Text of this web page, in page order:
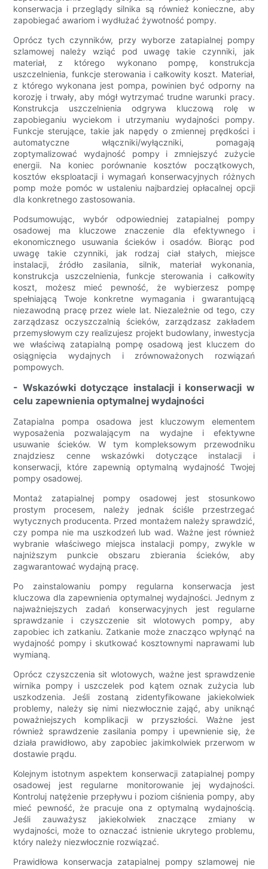
konserwacja i przeglądy silnika są również konieczne, aby
zapobiegać awariom i wydłużać żywotność pompy.
Oprócz tych czynników, przy wyborze zatapialnej pompy
szlamowej należy wziąć pod uwagę takie czynniki, jak
materiał, z którego wykonano pompę, konstrukcja
uszczelnienia, funkcje sterowania i całkowity koszt. Materiał,
z którego wykonana jest pompa, powinien być odporny na
korozję i trwały, aby mógł wytrzymać trudne warunki pracy.
Konstrukcja uszczelnienia odgrywa kluczową rolę w
zapobieganiu wyciekom i utrzymaniu wydajności pompy.
Funkcje sterujące, takie jak napędy o zmiennej prędkości i
automatyczne włączniki/wyłączniki, pomagają
zoptymalizować wydajność pompy i zmniejszyć zużycie
energii. Na koniec porównanie kosztów początkowych,
kosztów eksploatacji i wymagań konserwacyjnych różnych
pomp może pomóc w ustaleniu najbardziej opłacalnej opcji
dla konkretnego zastosowania.
Podsumowując, wybór odpowiedniej zatapialnej pompy
osadowej ma kluczowe znaczenie dla efektywnego i
ekonomicznego usuwania ścieków i osadów. Biorąc pod
uwagę takie czynniki, jak rodzaj ciał stałych, miejsce
instalacji, źródło zasilania, silnik, materiał wykonania,
konstrukcja uszczelnienia, funkcje sterowania i całkowity
koszt, możesz mieć pewność, że wybierzesz pompę
spełniającą Twoje konkretne wymagania i gwarantującą
niezawodną pracę przez wiele lat. Niezależnie od tego, czy
zarządzasz oczyszczalnią ścieków, zarządzasz zakładem
przemysłowym czy realizujesz projekt budowlany, inwestycja
we właściwą zatapialną pompę osadową jest kluczem do
osiągnięcia wydajnych i zrównoważonych rozwiązań
pompowych.
- Wskazówki dotyczące instalacji i konserwacji w
celu zapewnienia optymalnej wydajności
Zatapialna pompa osadowa jest kluczowym elementem
wyposażenia pozwalającym na wydajne i efektywne
usuwanie ścieków. W tym kompleksowym przewodniku
znajdziesz cenne wskazówki dotyczące instalacji i
konserwacji, które zapewnią optymalną wydajność Twojej
pompy osadowej.
Montaż zatapialnej pompy osadowej jest stosunkowo
prostym procesem, należy jednak ściśle przestrzegać
wytycznych producenta. Przed montażem należy sprawdzić,
czy pompa nie ma uszkodzeń lub wad. Ważne jest również
wybranie właściwego miejsca instalacji pompy, zwykle w
najniższym punkcie obszaru zbierania ścieków, aby
zagwarantować wydajną pracę.
Po zainstalowaniu pompy regularna konserwacja jest
kluczowa dla zapewnienia optymalnej wydajności. Jednym z
najważniejszych zadań konserwacyjnych jest regularne
sprawdzanie i czyszczenie sit wlotowych pompy, aby
zapobiec ich zatkaniu. Zatkanie może znacząco wpłynąć na
wydajność pompy i skutkować kosztownymi naprawami lub
wymianą.
Oprócz czyszczenia sit wlotowych, ważne jest sprawdzenie
wirnika pompy i uszczelek pod kątem oznak zużycia lub
uszkodzenia. Jeśli zostaną zidentyfikowane jakiekolwiek
problemy, należy się nimi niezwłocznie zająć, aby uniknąć
poważniejszych komplikacji w przyszłości. Ważne jest
również sprawdzenie zasilania pompy i upewnienie się, że
działa prawidłowo, aby zapobiec jakimkolwiek przerwom w
dostawie prądu.
Kolejnym istotnym aspektem konserwacji zatapialnej pompy
osadowej jest regularne monitorowanie jej wydajności.
Kontroluj natężenie przepływu i poziom ciśnienia pompy, aby
mieć pewność, że pracuje ona z optymalną wydajnością.
Jeśli zauważysz jakiekolwiek znaczące zmiany w
wydajności, może to oznaczać istnienie ukrytego problemu,
który należy niezwłocznie rozwiązać.
Prawidłowa konserwacja zatapialnej pompy szlamowej nie